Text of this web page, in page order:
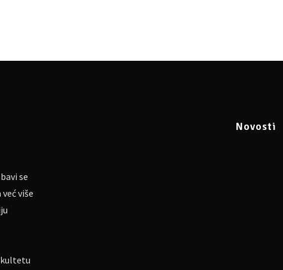
više odgovara, moguća uplata naPayPaldr.sc.irena.petak@gmail.com
events/1148470582264614/
se
više
Novosti